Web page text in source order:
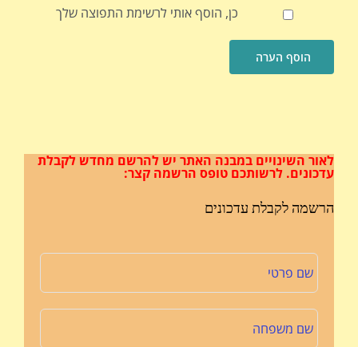
כן, הוסף אותי לרשימת התפוצה שלך
לאור השינויים במבנה האתר יש להרשם מחדש לקבלת
עדכונים. לרשותכם טופס הרשמה קצר:
הרשמה לקבלת עדכונים